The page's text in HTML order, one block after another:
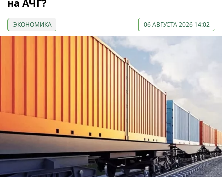
на АЧГ?
ЭКОНОМИКА 06 АВГУСТА 2026 14:02